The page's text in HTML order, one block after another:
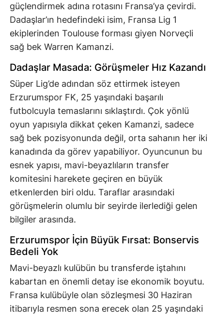
güçlendirmek adına rotasını Fransa’ya çevirdi.
Dadaşlar’ın hedefindeki isim, Fransa Lig 1
ekiplerinden Toulouse forması giyen Norveçli
sağ bek Warren Kamanzi.
Dadaşlar Masada: Görüşmeler Hız Kazandı
Süper Lig’de adından söz ettirmek isteyen
Erzurumspor FK, 25 yaşındaki başarılı
futbolcuyla temaslarını sıklaştırdı. Çok yönlü
oyun yapısıyla dikkat çeken Kamanzi, sadece
sağ bek pozisyonunda değil, orta sahanın her iki
kanadında da görev yapabiliyor. Oyuncunun bu
esnek yapısı, mavi-beyazlıların transfer
komitesini harekete geçiren en büyük
etkenlerden biri oldu. Taraflar arasındaki
görüşmelerin olumlu bir seyirde ilerlediği gelen
bilgiler arasında.
Erzurumspor İçin Büyük Fırsat: Bonservis
Bedeli Yok
Mavi-beyazlı kulübün bu transferde iştahını
kabartan en önemli detay ise ekonomik boyutu.
Fransa kulübüyle olan sözleşmesi 30 Haziran
itibarıyla resmen sona erecek olan 25 yaşındaki